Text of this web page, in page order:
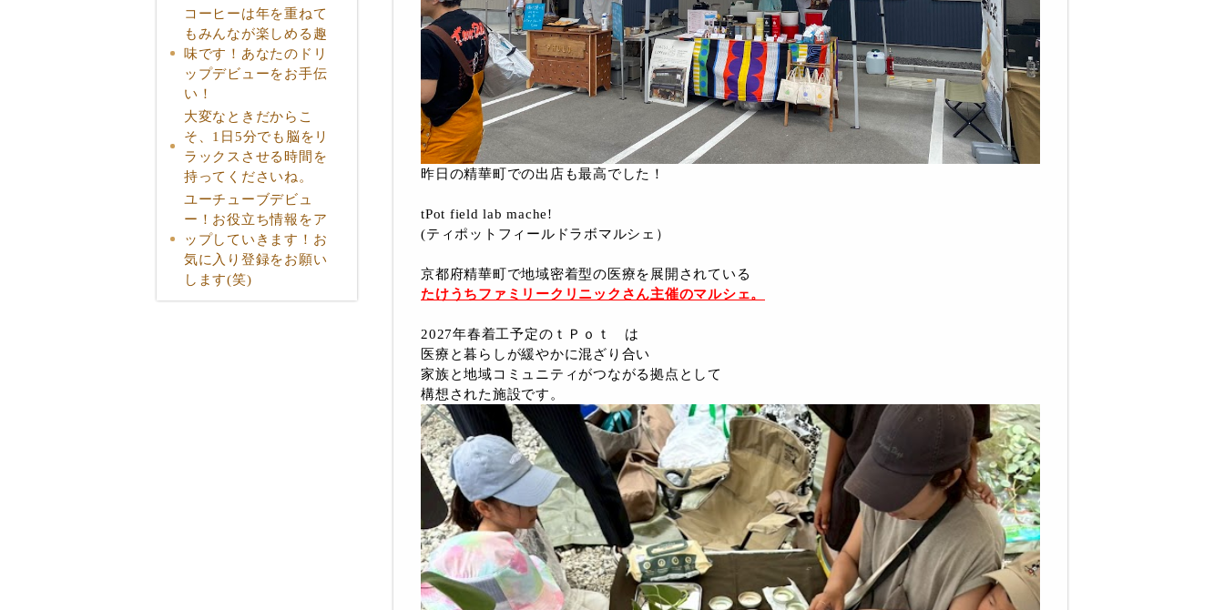
コーヒーは年を重ねて
もみんなが楽しめる趣
味です！あなたのドリ
ップデビューをお手伝
い！
大変なときだからこ
そ、1日5分でも脳をリ
ラックスさせる時間を
持ってくださいね。
ユーチューブデビュ
ー！お役立ち情報をア
ップしていきます！お
気に入り登録をお願い
します(笑)
昨日の精華町での出店も最高でした！
tPot field lab mache!
(ティポットフィールドラボマルシェ）
京都府精華町で地域密着型の医療を展開されている
たけうちファミリークリニックさん主催のマルシェ。
2027年春着工予定のｔＰｏｔ は
医療と暮らしが緩やかに混ざり合い
家族と地域コミュニティがつながる拠点として
構想された施設です。